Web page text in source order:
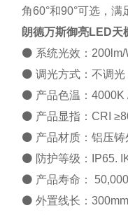
角60°和90°可选，
朗德万斯御亮LED天
⚫ 系统光效：200lm/
⚫ 调光方式：不调光
⚫ 产品色温：4000K
⚫ 产品显指：CRI
⚫ 产品材质：铝压
⚫ 防护等级：IP65.
⚫ 产品寿命：
⚫ 外置线长：300mm